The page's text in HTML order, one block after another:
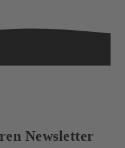
Newsletter